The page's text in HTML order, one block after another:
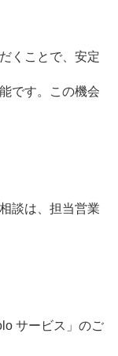
くことで、安定
です。この機会
談は、担当営業
サービス」のご